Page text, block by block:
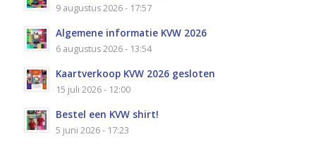
9 augustus 2026 - 17:57
Algemene informatie KVW 2026
6 augustus 2026 - 13:54
Kaartverkoop KVW 2026 gesloten
15 juli 2026 - 12:00
Bestel een KVW shirt!
5 juni 2026 - 17:23